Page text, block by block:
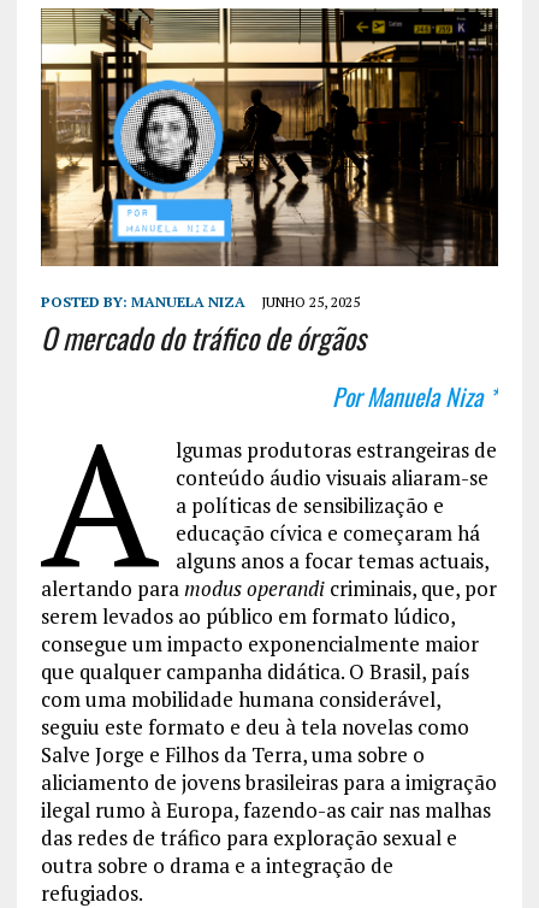
POSTED BY: MANUELA NIZA JUNHO 25, 2025
O mercado do tráfico de órgãos
Por Manuela Niza *
A
lgumas produtoras estrangeiras de
conteúdo áudio visuais aliaram-se
a políticas de sensibilização e
educação cívica e começaram há
alguns anos a focar temas actuais,
alertando paramodus operandicriminais, que, por
serem levados ao público em formato lúdico,
consegue um impacto exponencialmente maior
que qualquer campanha didática. O Brasil, país
com uma mobilidade humana considerável,
seguiu este formato e deu à tela novelas como
Salve Jorge e Filhos da Terra, uma sobre o
aliciamento de jovens brasileiras para a imigração
ilegal rumo à Europa, fazendo-as cair nas malhas
das redes de tráfico para exploração sexual e
outra sobre o drama e a integração de
refugiados.